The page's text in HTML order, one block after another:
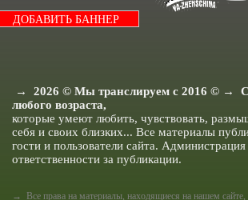
Я и Красота.
Я и Мода.
Я и Муж.
Я и Дети.
Я и Здоровье.
Я и Дом.
Я Женщина - Разное.
ДОБАВИТЬ БАННЕР
→ 2026 © Мы транслируем с 2016 © →
любого возраста,
которые умеют любить, чувствовать,
себя и своих близких... Все материалы
гости и пользователи сайта. Администрация
ответственности за публикации.
→ Все права на материалы, находящиеся на нашем сайте,